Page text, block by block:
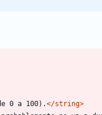
0 a 100).</string>